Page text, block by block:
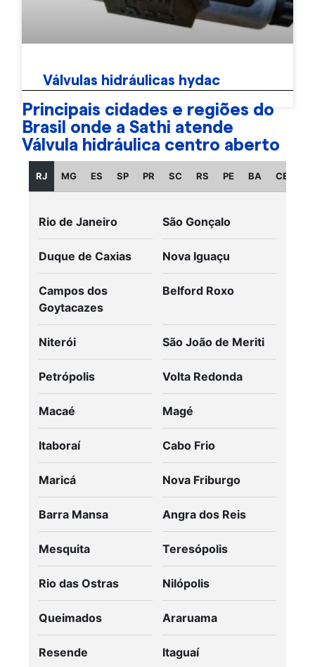
Válvulas hidráulicas hydac
Principais cidades e regiões do
Brasil onde a Sathi atende
Válvula hidráulica centro aberto
RJ MG ES SP PR SC RS PE BA CE
Rio de Janeiro São Gonçalo
Duque de Caxias Nova Iguaçu
Campos dos
Goytacazes
Belford Roxo
Niterói São João de Meriti
Petrópolis Volta Redonda
Macaé Magé
Itaboraí Cabo Frio
Maricá Nova Friburgo
Barra Mansa Angra dos Reis
Mesquita Teresópolis
Rio das Ostras Nilópolis
Queimados Araruama
Resende Itaguaí